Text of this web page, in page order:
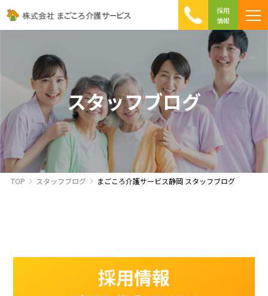
採用
情報
ころ介護の特徴
への取り組み
相談 Q&A
て介護を利用する方へ
スタッフブログ
TOP スタッフブログ まごころ介護サービス静岡 スタッフブログ
採用情報